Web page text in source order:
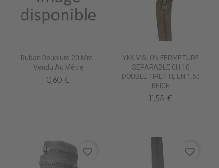
Ruban Doublure 20 Mm -
Vendu Au Mètre
0,60 €
YKK VISLON FERMETURE
SEPARABLE CH 10
DOUBLE TIRETTE EN 1.50
BEIGE
11,58 €
favorite_border favorite_border